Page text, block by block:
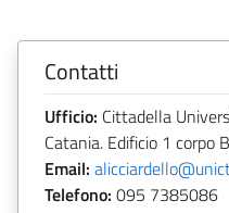
Contatti
Ufficio: Cittadella
Catania. Edificio 1 corpo
Email:
Telefono: 095 7385086